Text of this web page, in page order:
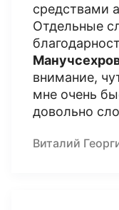
средствами
Отдельные
внимание,
мне очень
довольно
Виталий